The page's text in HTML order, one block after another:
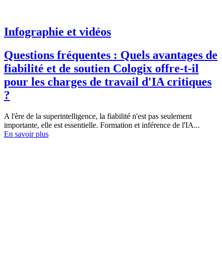
Infographie et vidéos
Questions fréquentes : Quels avantages de
fiabilité et de soutien Cologix offre-t-il
pour les charges de travail d'IA critiques
?
A l'ère de la superintelligence, la fiabilité n'est pas seulement
importante, elle est essentielle. Formation et inférence de l'IA...
En savoir plus